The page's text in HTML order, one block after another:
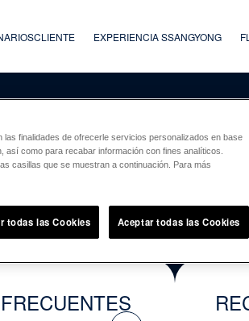
CLIENTE EXPERIENCIA SSANGYONG
finalidades de ofrecerle servicios personalizados en base
como para recabar información con fines analíticos.
casillas que se muestran a continuación. Para más
todas las Cookies Aceptar todas las Cookies